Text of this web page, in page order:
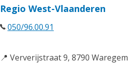
Regio West-Vlaanderen
050/96.00.91
📍 Ververijstraat 9, 8790 Waregem